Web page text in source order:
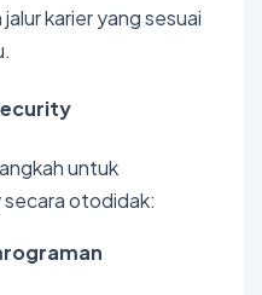
karier yang sesuai
untuk
otodidak: